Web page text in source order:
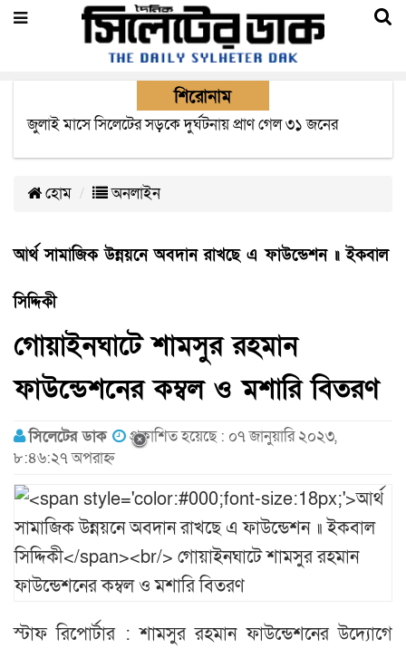
শিরোনাম
জুলাই মাসে সিলেটের সড়কে দুর্ঘটনায় প্রাণ গেল ৩১ জনের
হোম অনলাইন
আর্থ সামাজিক উন্নয়নে অবদান রাখছে এ ফাউন্ডেশন ॥ ইকবাল
সিদ্দিকী
গোয়াইনঘাটে শামসুর রহমান
ফাউন্ডেশনের কম্বল ও মশারি বিতরণ
সিলেটের ডাক
প্রকাশিত হয়েছে : ০৭ জানুয়ারি ২০২৩,
৮:৪৬:২৭ অপরাহ্ন
স্টাফ রিপোর্টার : শামসুর রহমান ফাউন্ডেশনের উদ্যোগে